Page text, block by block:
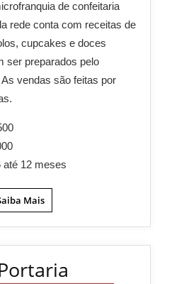
de confeitaria
rede conta com receitas de
cupcakes e doces
ser preparados pelo
vendas são feitas por
até 12 meses
Mais